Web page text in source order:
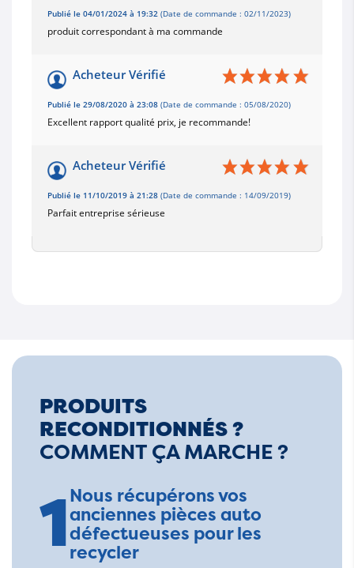
Publié le 04/01/2024 à 19:32 (Date de commande : 02/11/2023)
produit correspondant à ma commande
Acheteur Vérifié
Publié le 29/08/2020 à 23:08 (Date de commande : 05/08/2020)
Excellent rapport qualité prix, je recommande!
Acheteur Vérifié
Publié le 11/10/2019 à 21:28 (Date de commande : 14/09/2019)
Parfait entreprise sérieuse
PRODUITS
RECONDITIONNÉS ?
COMMENT ÇA MARCHE ?
1Nous récupérons vos
anciennes pièces auto
défectueuses pour les
recycler